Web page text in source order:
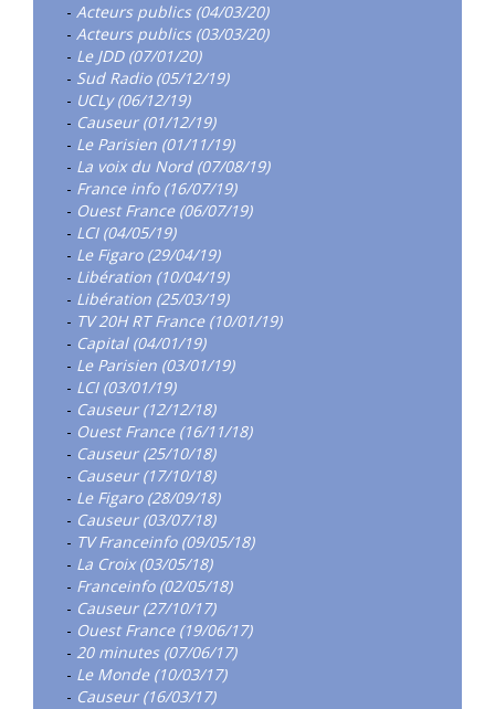
- Acteurs publics (04/03/20)
- Acteurs publics (03/03/20)
- Le JDD (07/01/20)
- Sud Radio (05/12/19)
- UCLy (06/12/19)
- Causeur (01/12/19)
- Le Parisien (01/11/19)
- La voix du Nord (07/08/19)
- France info (16/07/19)
- Ouest France (06/07/19)
- LCI (04/05/19)
- Le Figaro (29/04/19)
- Libération (10/04/19)
- Libération (25/03/19)
- TV 20H RT France (10/01/19)
- Capital (04/01/19)
- Le Parisien (03/01/19)
- LCI (03/01/19)
- Causeur (12/12/18)
- Ouest France (16/11/18)
- Causeur (25/10/18)
- Causeur (17/10/18)
- Le Figaro (28/09/18)
- Causeur (03/07/18)
- TV Franceinfo (09/05/18)
- La Croix (03/05/18)
- Franceinfo (02/05/18)
- Causeur (27/10/17)
- Ouest France (19/06/17)
- 20 minutes (07/06/17)
- Le Monde (10/03/17)
- Causeur (16/03/17)